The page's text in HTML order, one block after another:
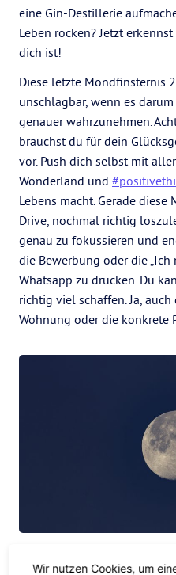
eine Gin-Destillerie
Leben rocken? Jetzt
dich ist!
Diese letzte Mondfinsternis
unschlagbar, wenn es
genauer wahrzunehmen.
brauchst du für dein
vor. Push dich selbst mit
Wonderland und
Lebens macht. Gerade
Drive, nochmal richtig
genau zu fokussieren und
die Bewerbung oder die „Ich
Whatsapp zu drücken. Du
richtig viel schaffen. Ja,
Wohnung oder die konkrete
Challenge,
Wir nutzen Cookies, um